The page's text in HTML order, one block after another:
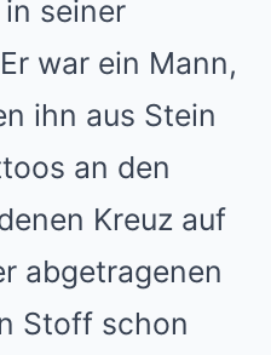
seiner
war ein Mann,
ihn aus Stein
an den
Kreuz auf
abgetragenen
Stoff schon